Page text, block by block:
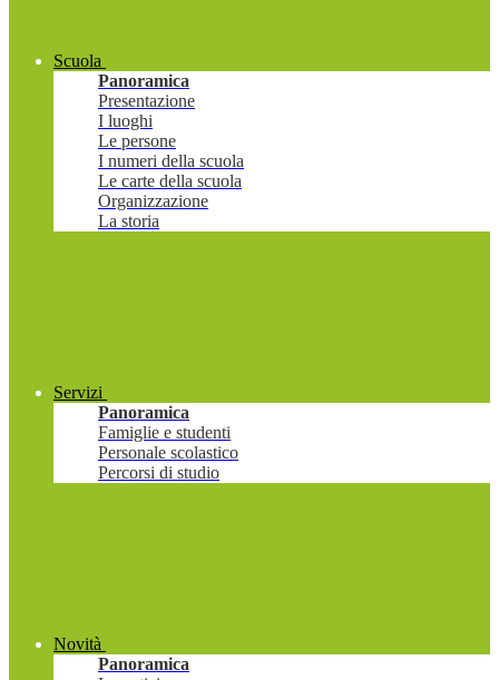
Scuola
Panoramica
Presentazione
I luoghi
Le persone
I numeri della scuola
Le carte della scuola
Organizzazione
La storia
Servizi
Panoramica
Famiglie e studenti
Personale scolastico
Percorsi di studio
Novità
Panoramica